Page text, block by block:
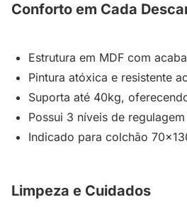
Conforto em Cada
Estrutura em MDF com
Pintura atóxica e resistente
Suporta até 40kg,
Possui 3 níveis de
Indicado para colchão
Limpeza e Cuidados